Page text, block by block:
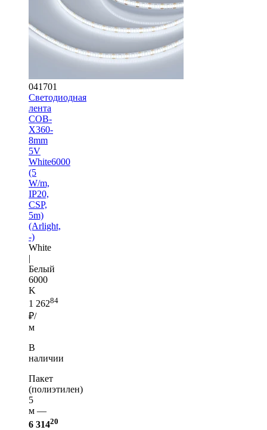
041701
Светодиодная
лента
COB-
X360-
8mm
5V
White6000
(5
W/m,
IP20,
CSP,
5m)
(Arlight,
-)
White
|
Белый
6000
K
1 26284
₽/
м
В
наличии
Пакет
(полиэтилен)
5
м —
6 31420